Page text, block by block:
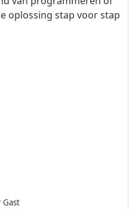
oplossing stap voor stap
Gast